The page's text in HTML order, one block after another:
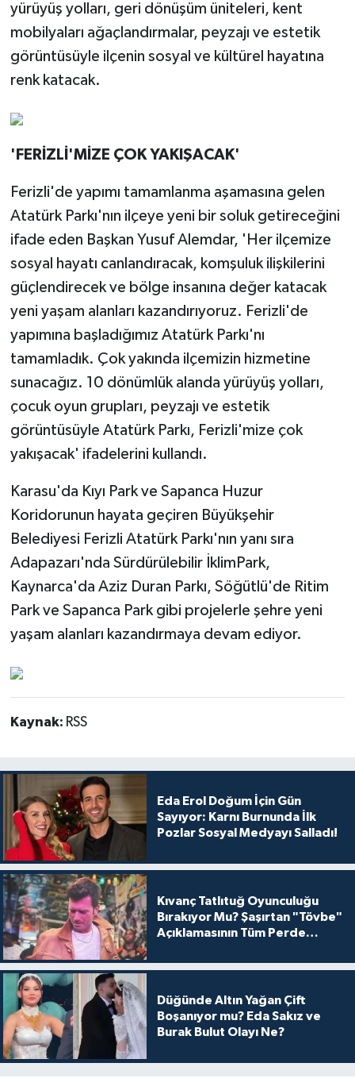
yürüyüş yolları, geri dönüşüm üniteleri, kent
mobilyaları ağaçlandırmalar, peyzajı ve estetik
görüntüsüyle ilçenin sosyal ve kültürel hayatına
renk katacak.
'FERİZLİ'MİZE ÇOK YAKIŞACAK'
Ferizli'de yapımı tamamlanma aşamasına gelen
Atatürk Parkı'nın ilçeye yeni bir soluk getireceğini
ifade eden Başkan Yusuf Alemdar, 'Her ilçemize
sosyal hayatı canlandıracak, komşuluk ilişkilerini
güçlendirecek ve bölge insanına değer katacak
yeni yaşam alanları kazandırıyoruz. Ferizli'de
yapımına başladığımız Atatürk Parkı'nı
tamamladık. Çok yakında ilçemizin hizmetine
sunacağız. 10 dönümlük alanda yürüyüş yolları,
çocuk oyun grupları, peyzajı ve estetik
görüntüsüyle Atatürk Parkı, Ferizli'mize çok
yakışacak' ifadelerini kullandı.
Karasu'da Kıyı Park ve Sapanca Huzur
Koridorunun hayata geçiren Büyükşehir
Belediyesi Ferizli Atatürk Parkı'nın yanı sıra
Adapazarı'nda Sürdürülebilir İklimPark,
Kaynarca'da Aziz Duran Parkı, Söğütlü'de Ritim
Park ve Sapanca Park gibi projelerle şehre yeni
yaşam alanları kazandırmaya devam ediyor.
Kaynak: RSS
Eda Erol Doğum İçin Gün
Sayıyor: Karnı Burnunda İlk
Pozlar Sosyal Medyayı Salladı!
Kıvanç Tatlıtuğ Oyunculuğu
Bırakıyor Mu? Şaşırtan "Tövbe"
Açıklamasının Tüm Perde
Düğünde Altın Yağan Çift
Boşanıyor mu? Eda Sakız ve
Burak Bulut Olayı Ne?